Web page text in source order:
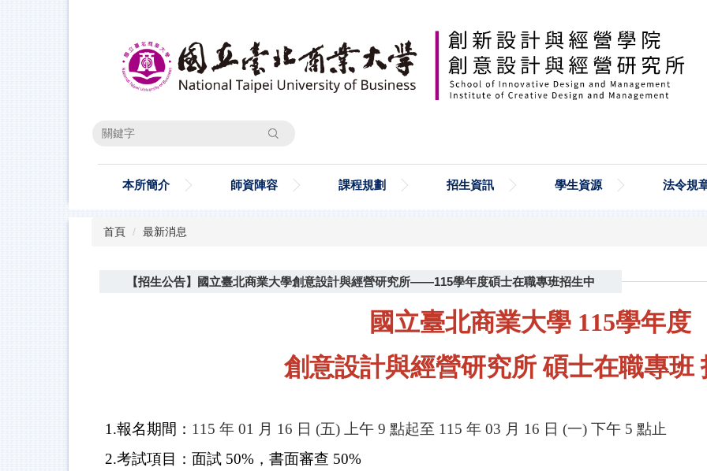
搜尋
本所簡介 師資陣容 課程規劃 招生資訊 學生資源 法令規
首頁 最新消息
【招生公告】國立臺北商業大學創意設計與經營研究所——115學年度碩士在職專班招生中
國立臺北商業大學 115學年度
創意設計與經營研究所碩士在職專班
1.報名期間 ： 115 年 01 月 16 日 (五) 上午 9 點起至 115 年 03 月 16 日 (一) 下午 5 點止
2.考試項目
：面試 50%，書面審查 50%